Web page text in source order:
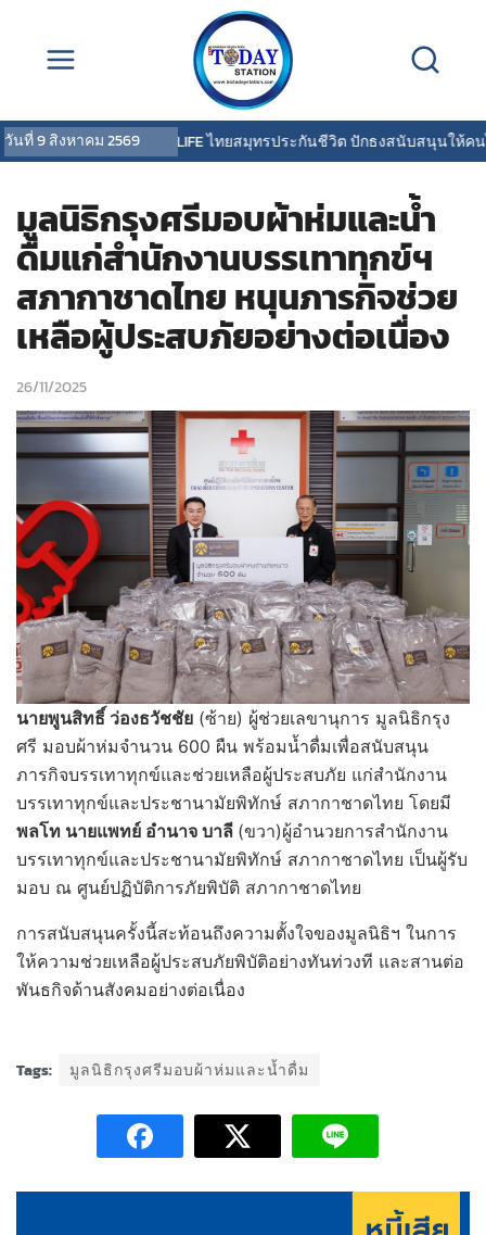
วันที่9 สิงหาคม 2569OCEAN LIFE ไทยสมุทรประกันชีวิต ปักธงสนับสนุนให้คน
มูลนิธิกรุงศรีมอบผ้าห่มและน้ำ
ดื่มแก่สำนักงานบรรเทาทุกข์ฯ
สภากาชาดไทย หนุนภารกิจช่วย
เหลือผู้ประสบภัยอย่างต่อเนื่อง
26/11/2025
นายพูนสิทธิ์ ว่องธวัชชัย (ซ้าย) ผู้ช่วยเลขานุการ มูลนิธิกรุง
ศรี มอบผ้าห่มจำนวน 600 ผืน พร้อมน้ำดื่มเพื่อสนับสนุน
ภารกิจบรรเทาทุกข์และช่วยเหลือผู้ประสบภัย แก่สำนักงาน
บรรเทาทุกข์และประชานามัยพิทักษ์ สภากาชาดไทย โดยมี
พลโท นายแพทย์ อำนาจ บาลี (ขวา)ผู้อำนวยการสำนักงาน
บรรเทาทุกข์และประชานามัยพิทักษ์ สภากาชาดไทย เป็นผู้รับ
มอบ ณ ศูนย์ปฏิบัติการภัยพิบัติ สภากาชาดไทย
การสนับสนุนครั้งนี้สะท้อนถึงความตั้งใจของมูลนิธิฯ ในการ
ให้ความช่วยเหลือผู้ประสบภัยพิบัติอย่างทันท่วงที และสานต่อ
พันธกิจด้านสังคมอย่างต่อเนื่อง
Tags: มูลนิธิกรุงศรีมอบผ้าห่มและน้ำดื่ม